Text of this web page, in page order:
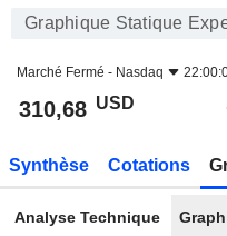
Graphique Statique
Marché Fermé - Nasdaq
310,68 USD
Synthèse Cotations
Analyse Technique